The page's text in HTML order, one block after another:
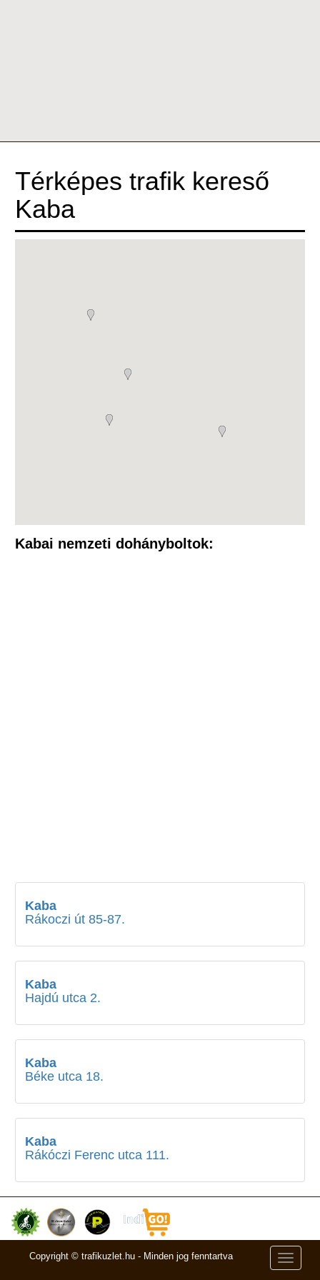
Térképes trafik kereső
Kaba
Kabai nemzeti dohányboltok:
Kaba
Rákoczi út 85-87.
Kaba
Hajdú utca 2.
Kaba
Béke utca 18.
Kaba
Rákóczi Ferenc utca 111.
Toggle
Copyright © trafikuzlet.hu - Minden jog fenntartva